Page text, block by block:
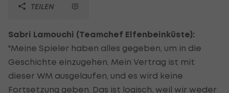
TEILEN
Sabri Lamouchi (Teamchef Elfenbeinküste):
"Meine Spieler haben alles gegeben, um in die
Geschichte einzugehen. Mein Vertrag ist mit
dieser WM ausgelaufen, und es wird keine
Fortsetzung geben. Das ist logisch, weil wir weder